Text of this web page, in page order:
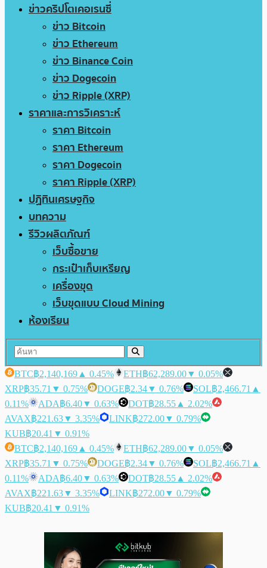
ข่าวคริปโตเคอเรนซี่
ข่าว Bitcoin
ข่าว Ethereum
ข่าว Binance Coin
ข่าว Dogecoin
ข่าว Ripple (XRP)
ราคาและการวิเคราะห์
ราคา Bitcoin
ราคา Ethereum
ราคา Dogecoin
ราคา Ripple (XRP)
ปฏิทินเศรษฐกิจ
บทความ
รีวิวผลิตภัณฑ์
เว็บซื้อขาย
กระเป๋าเก็บเหรียญ
เครื่องขุด
เว็บขุดแบบ Cloud Mining
ห้องเรียน
BTC฿2,140,169 ▲ 0.45% ETH฿62,289.00▼ 0.05%
XRP฿35.71 ▼ 0.75% DOGE฿2.34▼ 0.76% SOL฿2,466.71 ▲
0.11%
ADA฿6.40▼ 0.63% DOT฿28.55 ▲ 2.02%
AVAX฿221.63▼ 3.35% LINK฿272.00▼ 0.79%
KUB฿20.41 ▼ 0.91%
BTC฿2,140,169 ▲ 0.45% ETH฿62,289.00▼ 0.05%
XRP฿35.71 ▼ 0.75% DOGE฿2.34▼ 0.76% SOL฿2,466.71 ▲
0.11%
ADA฿6.40▼ 0.63% DOT฿28.55 ▲ 2.02%
AVAX฿221.63▼ 3.35% LINK฿272.00▼ 0.79%
KUB฿20.41 ▼ 0.91%